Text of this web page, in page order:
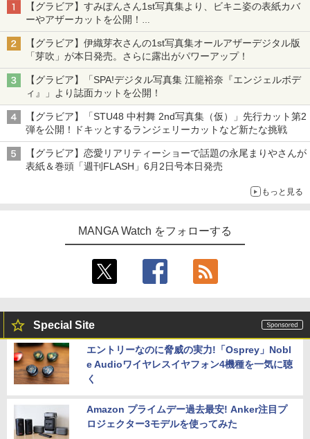
【グラビア】すみぽんさん1st写真集より、ビキニ姿の表紙カバ
ーやアザーカットを公開！
タイトルは「offcourt（オフコート）」に決定
【グラビア】伊織芽衣さんの1st写真集オールアザーデジタル版
「芽吹」が本日発売。さらに露出がパワーアップ！
【グラビア】「SPA!デジタル写真集 江籠裕奈『エンジェルボデ
ィ』」より誌面カットを公開！
【グラビア】「STU48 中村舞 2nd写真集（仮）」先行カット第2
弾を公開！ドキッとするランジェリーカットなど新たな挑戦
【グラビア】恋愛リアリティーショーで話題の永尾まりやさんが
表紙＆巻頭「週刊FLASH」6月2日号本日発売
もっと見る
MANGA Watch をフォローする
Special Site
エントリーなのに脅威の実力!「Osprey」Nobl
e Audioワイヤレスイヤフォン4機種を一気に聴
く
Amazon プライムデー過去最安! Anker注目プ
ロジェクター3モデルを使ってみた